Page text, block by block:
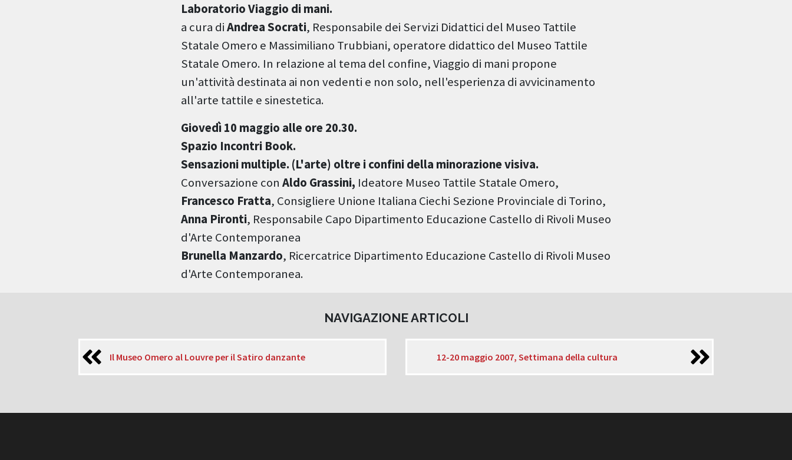
Laboratorio Viaggio di mani.
a cura diAndrea Socrati, Responsabile dei Servizi Didattici del Museo Tattile
Statale Omero e Massimiliano Trubbiani, operatore didattico del Museo Tattile
Statale Omero. In relazione al tema del confine, Viaggio di mani propone
un'attività destinata ai non vedenti e non solo, nell'esperienza di avvicinamento
all'arte tattile e sinestetica.
Giovedì 10 maggio alle ore 20.30.
Spazio Incontri Book.
Sensazioni multiple. (L'arte) oltre i confini della minorazione visiva.
Conversazione con Aldo Grassini, Ideatore Museo Tattile Statale Omero,
Francesco Fratta, Consigliere Unione Italiana Ciechi Sezione Provinciale di Torino,
Anna Pironti, Responsabile Capo Dipartimento Educazione Castello di Rivoli Museo
d'Arte Contemporanea
Brunella Manzardo, Ricercatrice Dipartimento Educazione Castello di Rivoli Museo
d'Arte Contemporanea.
NAVIGAZIONE ARTICOLI
Il Museo Omero al Louvre per il Satiro danzante 12-20 maggio 2007, Settimana della cultura